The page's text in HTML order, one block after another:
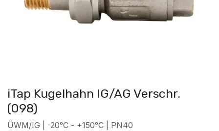
iTap Kugelhahn IG/AG Verschr.
(098)
ÜWM/IG | -20°C - +150°C | PN40